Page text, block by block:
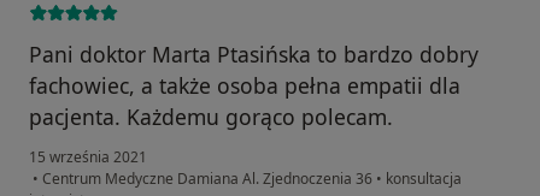
Pani doktor Marta Ptasińska to bardzo dobry
fachowiec, a także osoba pełna empatii dla
pacjenta. Każdemu gorąco polecam.
15 września 2021
• Centrum Medyczne Damiana Al. Zjednoczenia 36 • konsultacja